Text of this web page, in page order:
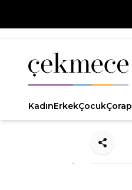
KadınErkekÇocukÇorap
Paylaş